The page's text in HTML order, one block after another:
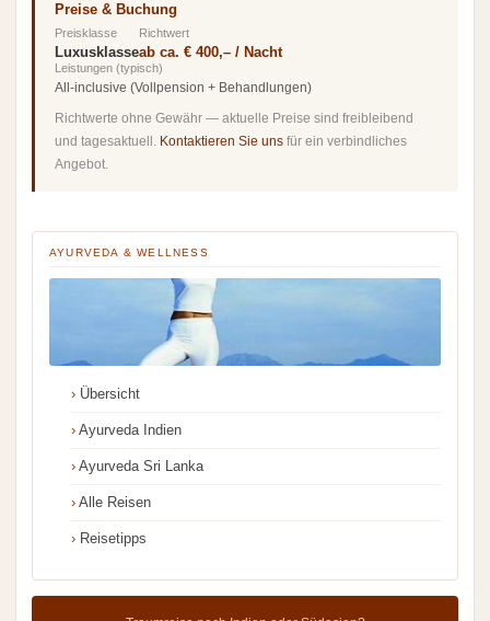
Preise & Buchung
Preisklasse
Luxusklasse
Richtwert
ab ca. € 400,– / Nacht
Leistungen (typisch)
All-inclusive (Vollpension + Behandlungen)
Richtwerte ohne Gewähr — aktuelle Preise sind freibleibend
und tagesaktuell.
Kontaktieren Sie uns für ein verbindliches
Angebot.
AYURVEDA & WELLNESS
Übersicht
Ayurveda Indien
Ayurveda Sri Lanka
Alle Reisen
Reisetipps